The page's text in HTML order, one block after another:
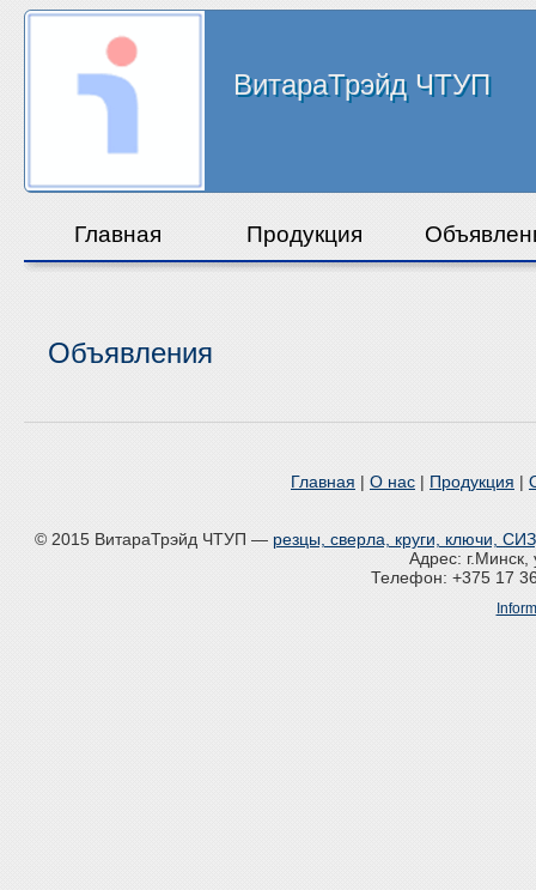
ВитараТрэйд ЧТУП
Главная Продукция
Объявления
Главная | О нас | Продукция |
© 2015 ВитараТрэйд ЧТУП — резцы, сверла, круги, ключи,
Адрес: г.Минск,
Телефон: +375 17